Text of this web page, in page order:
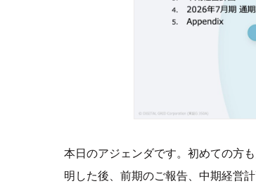
本日のアジェンダです。初めての方
明した後、前期のご報告、中期経営